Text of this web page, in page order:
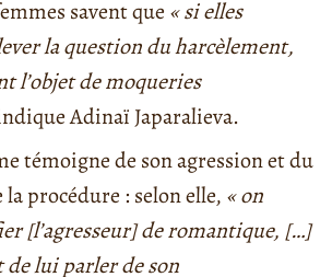
savent que « si elles
la question du harcèlement,
l’objet de moqueries
Adinaï Japaralieva.
témoigne de son agression et du
procédure : selon elle, « on
[l’agresseur] de romantique, […]
de lui parler de son